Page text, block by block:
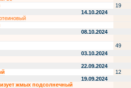
19
14.10.2024
08.10.2024
49
03.10.2024
22.09.2024
12
19.09.2024
жмых подсолнечный